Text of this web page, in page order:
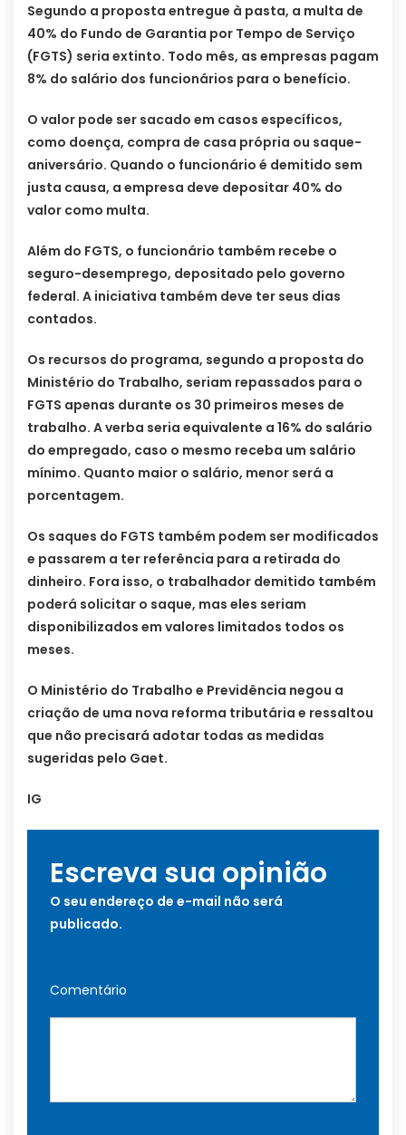
Segundo a proposta entregue à pasta, a multa de
40% do Fundo de Garantia por Tempo de Serviço
(FGTS) seria extinto. Todo mês, as empresas pagam
8% do salário dos funcionários para o benefício.
O valor pode ser sacado em casos específicos,
como doença, compra de casa própria ou saque-
aniversário. Quando o funcionário é demitido sem
justa causa, a empresa deve depositar 40% do
valor como multa.
Além do FGTS, o funcionário também recebe o
seguro-desemprego, depositado pelo governo
federal. A iniciativa também deve ter seus dias
contados.
Os recursos do programa, segundo a proposta do
Ministério do Trabalho, seriam repassados para o
FGTS apenas durante os 30 primeiros meses de
trabalho. A verba seria equivalente a 16% do salário
do empregado, caso o mesmo receba um salário
mínimo. Quanto maior o salário, menor será a
porcentagem.
Os saques do FGTS também podem ser modificados
e passarem a ter referência para a retirada do
dinheiro. Fora isso, o trabalhador demitido também
poderá solicitar o saque, mas eles seriam
disponibilizados em valores limitados todos os
meses.
O Ministério do Trabalho e Previdência negou a
criação de uma nova reforma tributária e ressaltou
que não precisará adotar todas as medidas
sugeridas pelo Gaet.
IG
Escreva sua opinião
O seu endereço de e-mail não será
publicado.
Comentário